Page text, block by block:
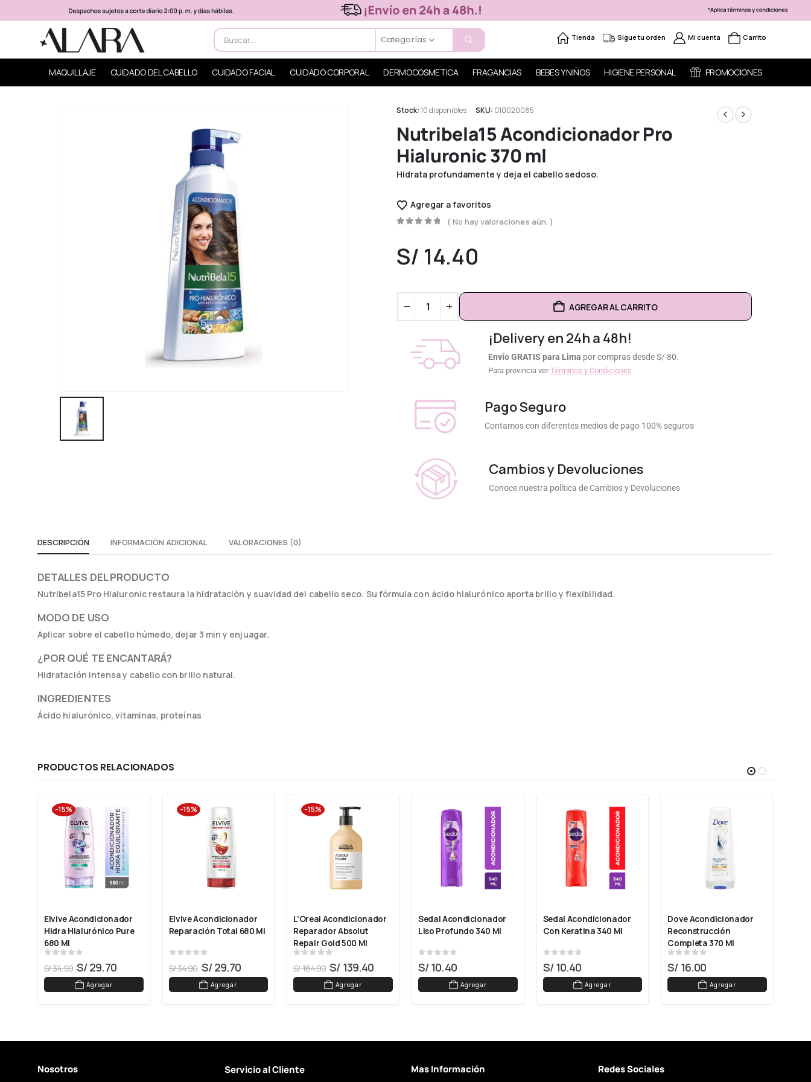
Categorías Tienda Sigue tu orden Mi cuenta Carrito
MAQUILLAJE CUIDADO DEL CABELLO CUIDADO FACIAL CUIDADO CORPORAL DERMOCOSMETICA FRAGANCIAS BEBES Y NIÑOS HIGIENE PERSONAL PROMOCIONES
Stock:10 disponibles SKU: 010020085
Nutribela15 Acondicionador Pro
Hialuronic 370 ml
Hidrata profundamente y deja el cabello sedoso.
Agregar a favoritos
( No hay valoraciones aún. )
S/ 14.40
AGREGAR AL CARRITO
¡Delivery en 24h a 48h!
Envío GRATIS para Lima por compras desde S/ 80.
Para provincia verTérminos y Condiciones
Pago Seguro
Contamos con diferentes medios de pago 100% seguros
Cambios y Devoluciones
Conoce nuestra política de Cambios y Devoluciones
DESCRIPCIÓN INFORMACIÓN ADICIONAL VALORACIONES (0)
DETALLES DEL PRODUCTO
Nutribela15 Pro Hialuronic restaura la hidratación y suavidad del cabello seco. Su fórmula con ácido hialurónico aporta brillo y flexibilidad.
MODO DE USO
Aplicar sobre el cabello húmedo, dejar 3 min y enjuagar.
¿POR QUÉ TE ENCANTARÁ?
Hidratación intensa y cabello con brillo natural.
INGREDIENTES
Ácido hialurónico, vitaminas, proteínas
PRODUCTOS RELACIONADOS
-15%
Elvive Acondicionador
Hidra Hialurónico Pure
680 Ml
S/34.90 S/29.70
Agregar
-15%
Elvive Acondicionador
Reparación Total 680 Ml
S/34.90 S/29.70
Agregar
-15%
L’Oreal Acondicionador
Reparador Absolut
Repair Gold 500 Ml
S/164.00 S/ 139.40
Agregar
Sedal Acondicionador
Liso Profundo 340 Ml
S/10.40
Agregar
Sedal Acondicionador
Con Keratina 340 Ml
S/10.40
Agregar
Dove Acondicionador
Reconstrucción
Completa 370 Ml
S/ 16.00
Agregar
Nosotros Servicio al Cliente Mas Información Redes Sociales